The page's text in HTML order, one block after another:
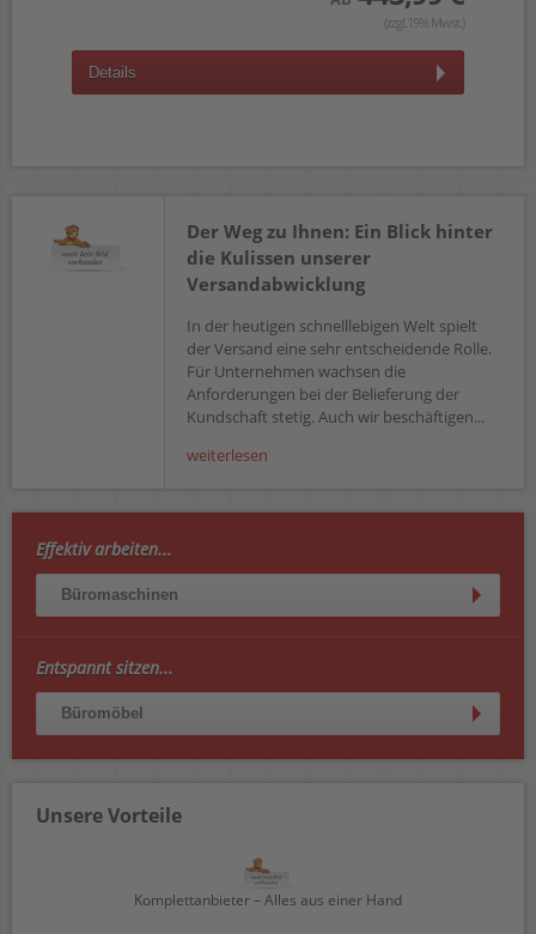
(zzgl.19% Mwst.)
Details
Der Weg zu Ihnen: Ein Blick hinter
die Kulissen unserer
Versandabwicklung
In der heutigen schnelllebigen Welt spielt
der Versand eine sehr entscheidende Rolle.
Für Unternehmen wachsen die
Anforderungen bei der Belieferung der
Kundschaft stetig. Auch wir beschäftigen...
weiterlesen
Effektiv arbeiten...
Büromaschinen
Entspannt sitzen...
Büromöbel
Unsere Vorteile
Komplettanbieter – Alles aus einer Hand